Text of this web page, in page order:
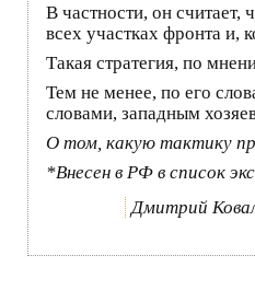
В частности, он считает,
всех участках фронта и,
Такая стратегия, по
Тем не менее, по его
словами, западным
О том, какую тактику
*Внесен в РФ в список
Дмитрий